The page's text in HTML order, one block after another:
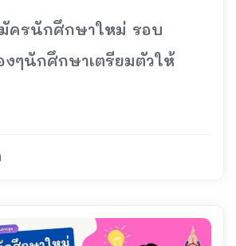
ครนักศึกษาใหม่ รอบ
งๆนักศึกษาเตรียมตัวให้